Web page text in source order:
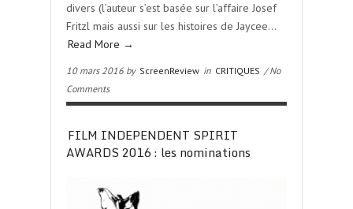
divers (l’auteur s’est basée sur l’affaire Josef
Fritzl mais aussi sur les histoires de Jaycee…
Read More →
10 mars 2016 by ScreenReview in CRITIQUES / No
Comments
FILM INDEPENDENT SPIRIT
AWARDS 2016 : les nominations